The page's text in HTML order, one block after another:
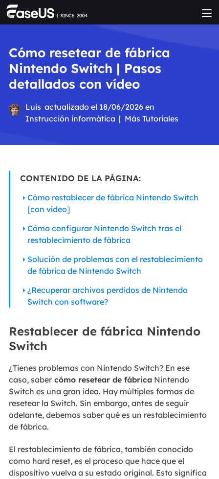
Cómo resetear de fábrica
Nintendo Switch | Pasos
detallados con vídeo
Luis actualizado el 18/06/2026 en
Instrucción informática | Más Tutoriales
CONTENIDO DE LA PÁGINA:
Cómo restablecer de fábrica Nintendo Switch
[con vídeo]
Cómo configurar Nintendo Switch tras el
restablecimiento de fábrica
Solución de problemas con el restablecimiento
de fábrica de Nintendo Switch
¿Recuperar archivos perdidos de Nintendo
Switch con software?
Restablecer de fábrica Nintendo
Switch
¿Tienes problemas con Nintendo Switch? En ese
caso, sabercómo resetear de fábricaNintendo
Switch es una gran idea. Hay múltiples formas de
resetear la Switch. Sin embargo, antes de seguir
adelante, debemos saber qué es un restablecimiento
de fábrica.
El restablecimiento de fábrica, también conocido
como hard reset, es el proceso que hace que el
dispositivo vuelva a su estado original. Esto significa